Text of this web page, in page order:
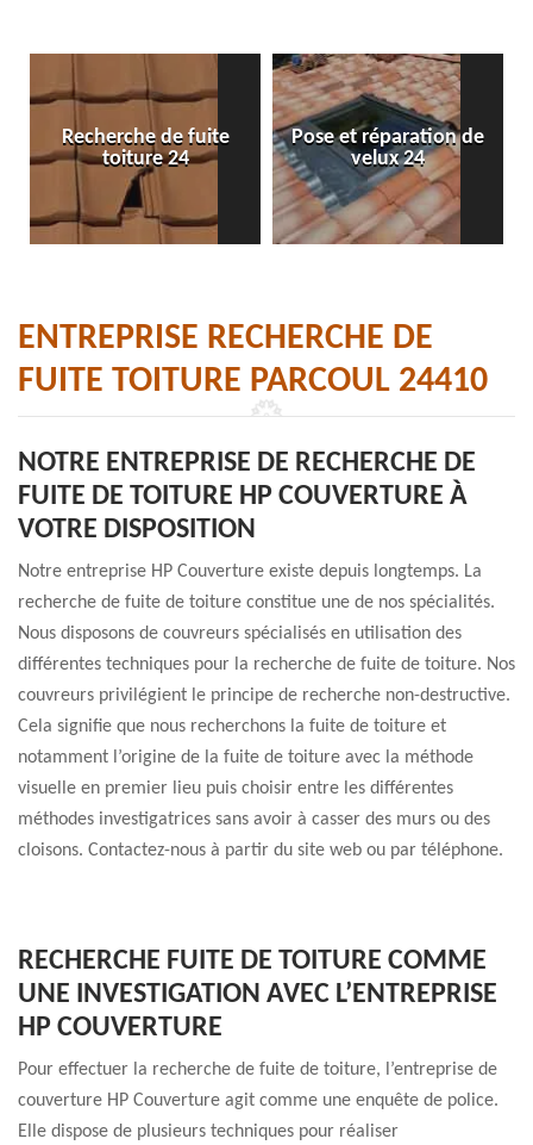
Recherche de fuite
toiture 24
Pose et réparation de
velux 24
ENTREPRISE RECHERCHE DE
FUITE TOITURE PARCOUL 24410
NOTRE ENTREPRISE DE RECHERCHE DE
FUITE DE TOITURE HP COUVERTURE À
VOTRE DISPOSITION
Notre entreprise HP Couverture existe depuis longtemps. La
recherche de fuite de toiture constitue une de nos spécialités.
Nous disposons de couvreurs spécialisés en utilisation des
différentes techniques pour la recherche de fuite de toiture. Nos
couvreurs privilégient le principe de recherche non-destructive.
Cela signifie que nous recherchons la fuite de toiture et
notamment l’origine de la fuite de toiture avec la méthode
visuelle en premier lieu puis choisir entre les différentes
méthodes investigatrices sans avoir à casser des murs ou des
cloisons. Contactez-nous à partir du site web ou par téléphone.
RECHERCHE FUITE DE TOITURE COMME
UNE INVESTIGATION AVEC L’ENTREPRISE
HP COUVERTURE
Pour effectuer la recherche de fuite de toiture, l’entreprise de
couverture HP Couverture agit comme une enquête de police.
Elle dispose de plusieurs techniques pour réaliser